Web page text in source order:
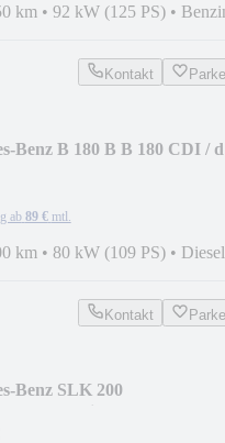
km • 92 kW (125 PS) •
Kontakt
Benz B 180 B B 180 CDI / d
ab 89 € mtl.
km • 80 kW (109 PS) • Diesel
Kontakt
Benz SLK 200